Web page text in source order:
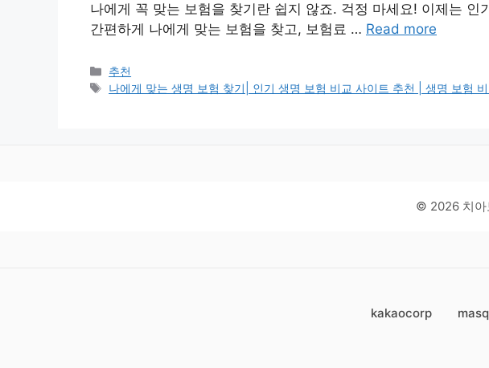
나에게 꼭 맞는 보험을 찾기란 쉽지 않죠. 걱정 마세요! 이제는 인
간편하게 나에게 맞는 보험을 찾고, 보험료 … Read more
Categories
추천
Tags
나에게 맞는 생명 보험 찾기| 인기 생명 보험 비교 사이트 추천 | 생명 보험
© 2026 치아
kakaocorp